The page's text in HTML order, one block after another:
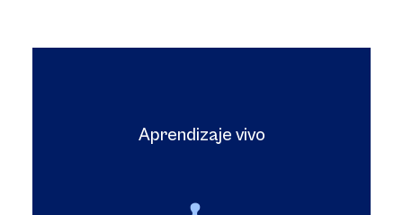
Aprendizaje vivo